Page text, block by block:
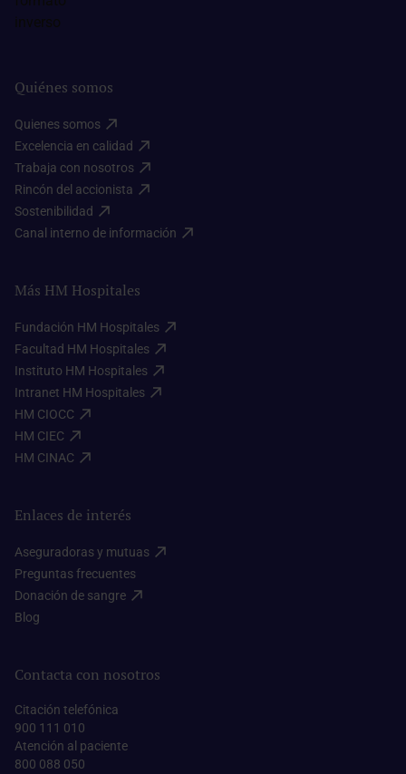
Quiénes somos
Quienes somos​
Excelencia en calidad​
Trabaja con nosotros​
Rincón del accionista​
Sostenibilidad​
Canal interno de información​
Más HM Hospitales
Fundación HM Hospitales​
Facultad HM Hospitales​
Instituto HM Hospitales​
Intranet HM Hospitales​
HM CIOCC​
HM CIEC​
HM CINAC​
Enlaces de interés
Aseguradoras y mutuas​
Preguntas frecuentes​
Donación de sangre​
Blog​
Contacta con nosotros
Citación telefónica
900 111 010
Atención al paciente
800 088 050